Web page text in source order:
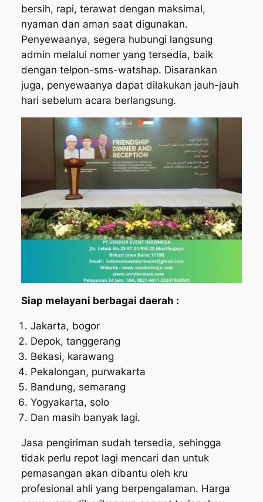
bersih, rapi, terawat dengan maksimal,
nyaman dan aman saat digunakan.
Penyewaanya, segera hubungi langsung
admin melalui nomer yang tersedia, baik
dengan telpon-sms-watshap. Disarankan
juga, penyewaanya dapat dilakukan jauh-jauh
hari sebelum acara berlangsung.
Siap melayani berbagai daerah :
Jakarta, bogor
Depok, tanggerang
Bekasi, karawang
Pekalongan, purwakarta
Bandung, semarang
Yogyakarta, solo
Dan masih banyak lagi.
Jasa pengiriman sudah tersedia, sehingga
tidak perlu repot lagi mencari dan untuk
pemasangan akan dibantu oleh kru
profesional ahli yang berpengalaman. Harga